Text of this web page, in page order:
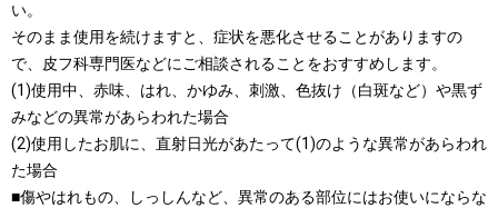
い。
そのまま使用を続けますと、症状を悪化させることがありますの
で、皮フ科専門医などにご相談されることをおすすめします。
(1)使用中、赤味、はれ、かゆみ、刺激、色抜け（白斑など）や黒ず
みなどの異常があらわれた場合
(2)使用したお肌に、直射日光があたって(1)のような異常があらわれ
た場合
■傷やはれもの、しっしんなど、異常のある部位にはお使いにならな